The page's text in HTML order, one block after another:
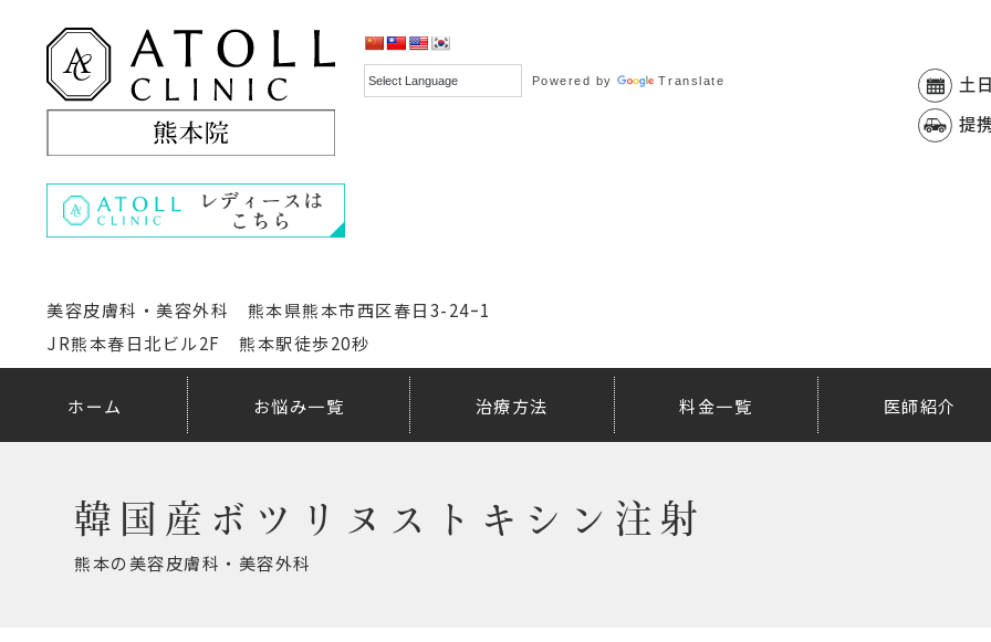
美容皮膚科・美容外科 熊本県熊本市西区春日3-24ｰ1
JR熊本春日北ビル2F 熊本駅徒歩20秒
Powered by Translate 土
提
ホーム お悩み一覧 治療方法 料金一覧 医師紹介
韓国産ボツリヌストキシン注射
熊本の美容皮膚科・美容外科